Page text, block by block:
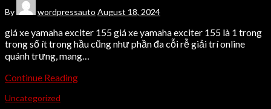
By wordpressauto August 18, 2024
giá xe yamaha exciter 155 giá xe yamaha exciter 155 là 1 trong
trong số ít trong hầu cũng như phần đa cỗi rễ giải trí online
quánh trưng, mang…
Continue Reading
Uncategorized